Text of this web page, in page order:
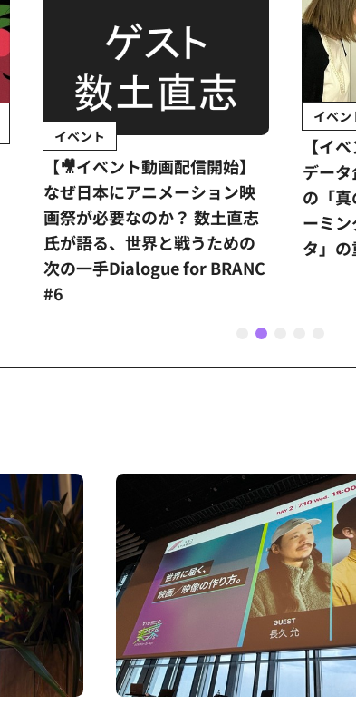
イベント
【🎥イベント動画配信開始】
なぜ日本にアニメーション映
画祭が必要なのか？ 数土直志
氏が語る、世界と戦うための
次の一手Dialogue for BRANC
#6
イベン
【イ
デー
の「
ーミ
タ」
1 2